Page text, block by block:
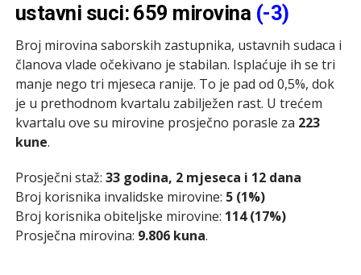
ustavni suci: 659 mirovina (-3)
Broj mirovina saborskih zastupnika, ustavnih sudaca i
članova vlade očekivano je stabilan. Isplaćuje ih se tri
manje nego tri mjeseca ranije. To je pad od 0,5%, dok
je u prethodnom kvartalu zabilježen rast. U trećem
kvartalu ove su mirovine prosječno porasle za 223
kune.
Prosječni staž: 33 godina, 2 mjeseca i 12 dana
Broj korisnika invalidske mirovine: 5 (1%)
Broj korisnika obiteljske mirovine: 114 (17%)
Prosječna mirovina: 9.806 kuna.